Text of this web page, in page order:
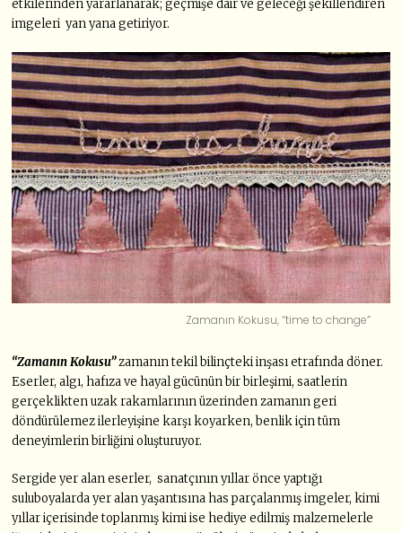
etkilerinden yararlanarak; geçmişe dair ve geleceği şekillendiren
imgeleri yan yana getiriyor.
Zamanın Kokusu, “time to change”
“Zamanın Kokusu”zamanın tekil bilinçteki inşası etrafında döner.
Eserler, algı, hafıza ve hayal gücünün bir birleşimi, saatlerin
gerçeklikten uzak rakamlarının üzerinden zamanın geri
döndürülemez ilerleyişine karşı koyarken, benlik için tüm
deneyimlerin birliğini oluşturuyor.
Sergide yer alan eserler, sanatçının yıllar önce yaptığı
suluboyalarda yer alan yaşantısına has parçalanmış imgeler, kimi
yıllar içerisinde toplanmış kimi ise hediye edilmiş malzemelerle